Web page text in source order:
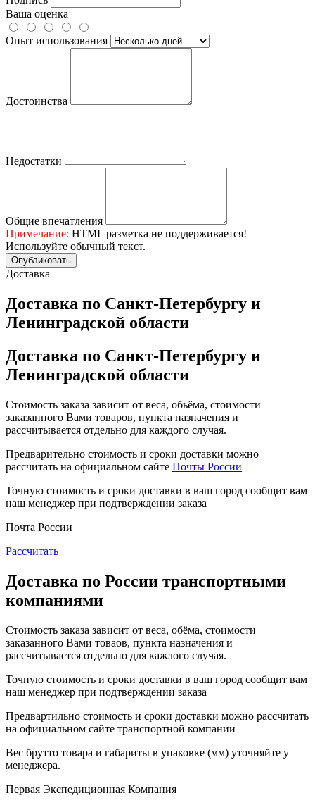
Ваша оценка
Опыт использования
Достоинства
Недостатки
Общие впечатления
Примечание: HTML разметка не поддерживается!
Используйте обычный текст.
Опубликовать
Доставка
Доставка по Санкт-Петербургу и
Ленинградской области
Доставка по Санкт-Петербургу и
Ленинградской области
Стоимость заказа зависит от веса, обьёма, стоимости
заказанного Вами товаров, пункта назначения и
рассчитывается отдельно для каждого случая.
Предварительно стоимость и сроки доставки можно
рассчитать на официальном сайте Почты России
Точную стоимость и сроки доставки в ваш город сообщит вам
наш менеджер при подтверждении заказа
Почта России
Рассчитать
Доставка по России транспортными
компаниями
Стоимость заказа зависит от веса, обёма, стоимости
заказанного Вами товаов, пункта назначения и
рассчитывается отдельно для кажлого случая.
Точную стоимость и сроки доставки в ваш город сообщит вам
наш менеджер при подтверждении заказа
Предвартильно стоимость и сроки доставки можно рассчитать
на официальном сайте транспортной компании
Вес брутто товара и габариты в упаковке (мм) уточняйте у
менеджера.
Первая Экспедиционная Компания